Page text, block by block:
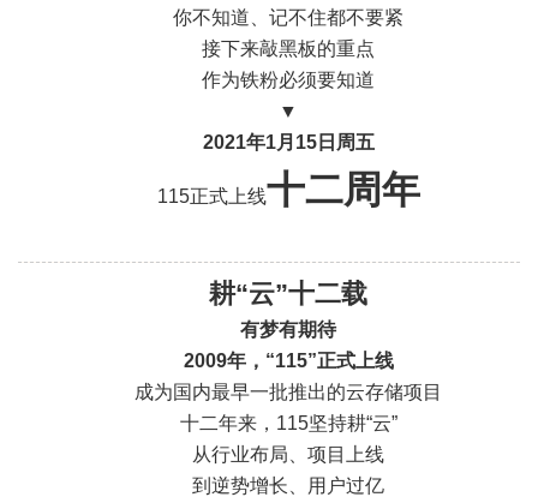
你不知道、记不住都不要紧
接下来敲黑板的重点
作为铁粉必须要知道
▼
2021年1月15日 周五
115正式上线十二周年
耕“云”十二载
有梦有期待
2009年，“115”正式上线
成为国内最早一批推出的云存储项目
十二年来，115坚持耕“云”
从行业布局、项目上线
到逆势增长、用户过亿